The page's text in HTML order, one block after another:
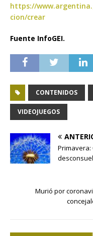
https://
cion/crear
Fuente InfoGEI.
CONTENIDOS
VIDEOJUEGOS
Primavera:
Murió por